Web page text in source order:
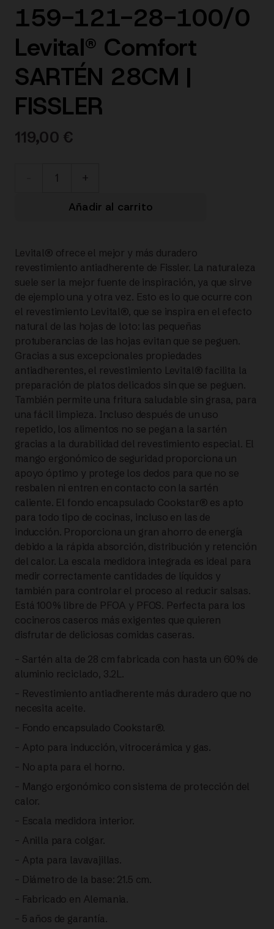
159-121-28-100/0
Levital® Comfort
SARTÉN 28CM |
FISSLER
119,00 €
100/0
Levital®
Comfort
SARTÉN
28CM
|
FISSLER
cantidad
Añadir al carrito
Levital® ofrece el mejor y más duradero
revestimiento antiadherente de Fissler. La naturaleza
suele ser la mejor fuente de inspiración, ya que sirve
de ejemplo una y otra vez. Esto es lo que ocurre con
el revestimiento Levital®, que se inspira en el efecto
natural de las hojas de loto: las pequeñas
protuberancias de las hojas evitan que se peguen.
Gracias a sus excepcionales propiedades
antiadherentes, el revestimiento Levital® facilita la
preparación de platos delicados sin que se peguen.
También permite una fritura saludable sin grasa, para
una fácil limpieza. Incluso después de un uso
repetido, los alimentos no se pegan a la sartén
gracias a la durabilidad del revestimiento especial. El
mango ergonómico de seguridad proporciona un
apoyo óptimo y protege los dedos para que no se
resbalen ni entren en contacto con la sartén
caliente. El fondo encapsulado Cookstar® es apto
para todo tipo de cocinas, incluso en las de
inducción. Proporciona un gran ahorro de energía
debido a la rápida absorción, distribución y retención
del calor. La escala medidora integrada es ideal para
medir correctamente cantidades de líquidos y
también para controlar el proceso al reducir salsas.
Está 100% libre de PFOA y PFOS. Perfecta para los
cocineros caseros más exigentes que quieren
disfrutar de deliciosas comidas caseras.
– Sartén alta de 28 cm fabricada con hasta un 60% de
aluminio reciclado, 3.2L.
– Revestimiento antiadherente más duradero que no
necesita aceite.
– Fondo encapsulado Cookstar®.
– Apto para inducción, vitrocerámica y gas.
– No apta para el horno.
– Mango ergonómico con sistema de protección del
calor.
– Escala medidora interior.
– Anilla para colgar.
– Apta para lavavajillas.
– Diámetro de la base: 21.5 cm.
– Fabricado en Alemania.
– 5 años de garantía.